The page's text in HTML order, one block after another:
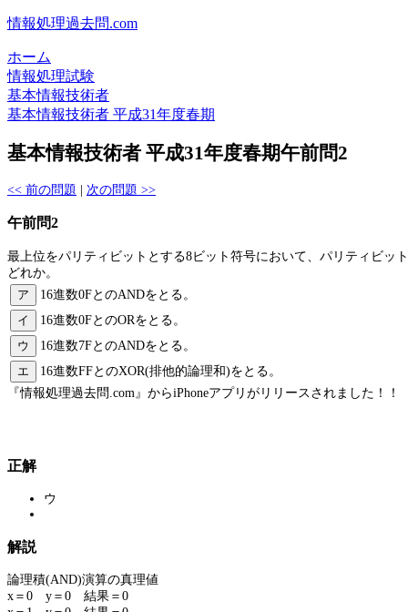
情報処理過去問.com
ホーム
情報処理試験
基本情報技術者
基本情報技術者 平成31年度春期
基本情報技術者 平成31年度春期午前問2
<< 前の問題 次の問題 >>
午前問2
最上位をパリティビットとする8ビット符号において、パリティビッ
どれか。
ア
16進数0FとのANDをとる。
イ
16進数0FとのORをとる。
ウ
16進数7FとのANDをとる。
エ
16進数FFとのXOR(排他的論理和)をとる。
『情報処理過去問.com』からiPhoneアプリがリリースされました！！
正解
ウ
解説
論理積(AND)演算の真理値
x＝0 y＝0 結果＝0